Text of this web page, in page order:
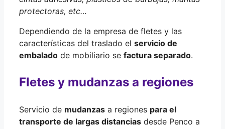
protectoras, etc…
Dependiendo de la empresa de fletes y las
características del traslado el servicio de
embalado de mobiliario se factura separado.
Fletes y mudanzas a regiones
Servicio de mudanzas a regiones para el
transporte de largas distancias desde Penco a